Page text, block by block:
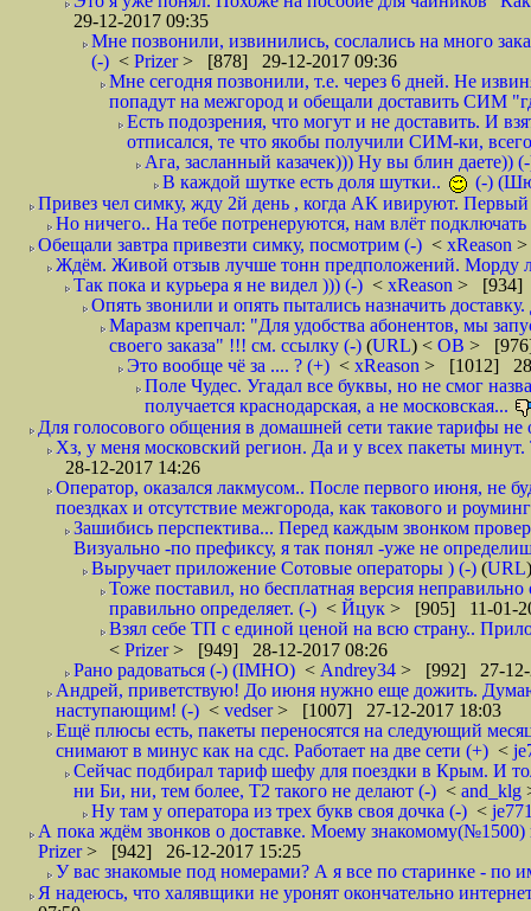
29-12-2017 09:35
Мне позвонили, извинились, сослались на много
(-) < Prizer> [878] 29-12-2017 09:36
Мне сегодня позвонили, т.е. через 6 дней. Не
попадут на межгород и обещали доставить СИМ
Есть подозрения, что могут и не доставить. И
отписался, те что якобы получили СИМ-ки,
Ага, засланный казачек))) Ну вы блин даете))
В каждой шутке есть доля шутки..
(-)
Привез чел симку, жду 2й день , когда АК ивируют. Первый
Но ничего.. На тебе потренеруются, нам влёт подключать
Обещали завтра привезти симку, посмотрим (-) < xReason
Ждём. Живой отзыв лучше тонн предположений. Морду
Так пока и курьера я не видел ))) (-) < xReason > [934]
Опять звонили и опять пытались назначить
Маразм крепчал: "Для удобства абонентов, мы
своего заказа" !!! см. ссылку (-) (URL) < ОВ >
Это вообще чё за .... ? (+) < xReason > [1012]
Поле Чудес. Угадал все буквы, но не смог
получается краснодарская, а не московская...
Для голосового общения в домашней сети такие тарифы не
Хз, у меня московский регион. Да и у всех пакеты
28-12-2017 14:26
Оператор, оказался лакмусом.. После первого июня, не
поездках и отсутствие межгорода, как такового и
Зашибись перспектива... Перед каждым звонком
Визуально -по префиксу, я так понял -уже не
Выручает приложение Сотовые операторы ) (-) (URL
Тоже поставил, но бесплатная версия
правильно определяет. (-) < Йцук > [905] 11-01-
Взял себе ТП с единой ценой на всю страну..
< Prizer> [949] 28-12-2017 08:26
Рано радоваться (-) (IMHO) < Andrey34 > [992] 27-12-
Андрей, приветствую! До июня нужно еще дожить.
наступающим! (-) < vedser> [1007] 27-12-2017 18:03
Ещё плюсы есть, пакеты переносятся на следующий
снимают в минус как на сдс. Работает на две сети (+) <
Сейчас подбирал тариф шефу для поездки в Крым. И
ни Би, ни, тем более, Т2 такого не делают (-) < and_klg
Ну там у оператора из трех букв своя дочка (-) <
А пока ждём звонков о доставке. Моему знакомому(№1500)
Prizer> [942] 26-12-2017 15:25
У вас знакомые под номерами? А я все по старинке - по
Я надеюсь, что халявщики не уронят окончательно